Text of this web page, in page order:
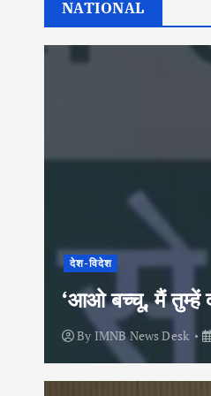
NATIONAL
देश-विदेश
‘आओ बच्चू, मैं तुम्हें
By IMNB News Desk